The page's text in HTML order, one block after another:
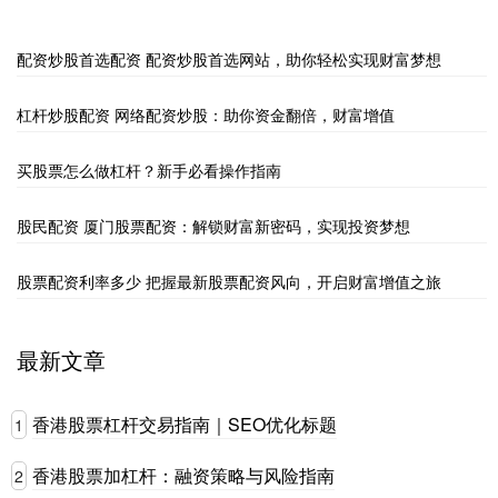
配资炒股首选配资 配资炒股首选网站，助你轻松实现财富梦想
杠杆炒股配资 网络配资炒股：助你资金翻倍，财富增值
买股票怎么做杠杆？新手必看操作指南
股民配资 厦门股票配资：解锁财富新密码，实现投资梦想
股票配资利率多少 把握最新股票配资风向，开启财富增值之旅
最新文章
1 香港股票杠杆交易指南｜SEO优化标题
2 香港股票加杠杆：融资策略与风险指南